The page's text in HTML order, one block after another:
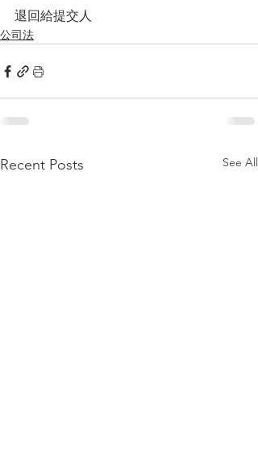
退回給提交人
公司法
Recent Posts See All